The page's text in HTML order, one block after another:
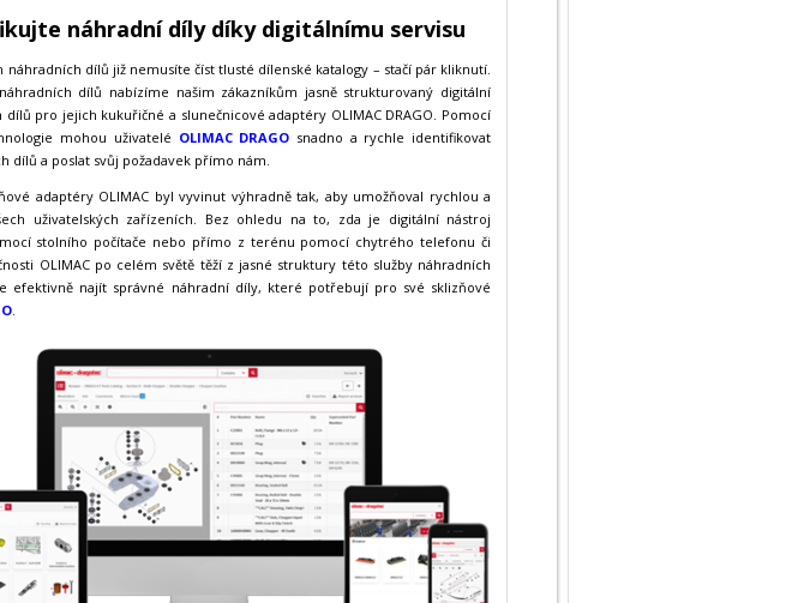
náhradní díly díky digitálnímu servisu
náhradních dílů již nemusíte číst tlusté dílenské katalogy – stačí pár kliknutí.
dílů nabízíme našim zákazníkům jasně strukturovaný digitální
pro jejich kukuřičné a slunečnicové adaptéry OLIMAC DRAGO. Pomocí
mohou uživatelé OLIMAC DRAGO snadno a rychle identifikovat
dílů a poslat svůj požadavek přímo nám.
adaptéry OLIMAC byl vyvinut výhradně tak, aby umožňoval rychlou a
uživatelských zařízeních. Bez ohledu na to, zda je digitální nástroj
stolního počítače nebo přímo z terénu pomocí chytrého telefonu či
OLIMAC po celém světě těží z jasné struktury této služby náhradních
efektivně najít správné náhradní díly, které potřebují pro své sklizňové
.